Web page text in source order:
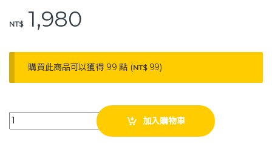
k
NT$1,980
購買此商品可以獲得 99 點 (NT$99)
耀宏 YH128-3 智能折疊拐 可調整高度 LED照明可調整角度 收音機
加入購物車